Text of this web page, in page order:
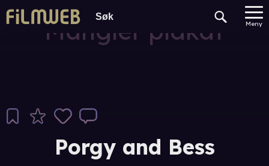
Meny
Mangler plakat
Porgy and Bess